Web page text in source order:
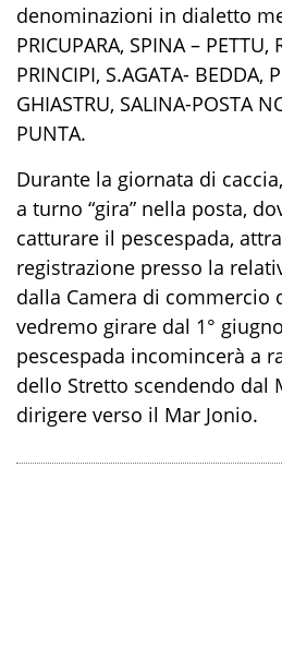
denominazioni in dialetto
PRICUPARA, SPINA – PETTU,
PRINCIPI, S.AGATA- BEDDA,
GHIASTRU, SALINA-POSTA
PUNTA.
Durante la giornata di
a turno “gira” nella posta,
catturare il pescespada,
registrazione presso la
dalla Camera di commercio
vedremo girare dal 1°
pescespada incomincerà a
dello Stretto scendendo dal
dirigere verso il Mar Jonio.